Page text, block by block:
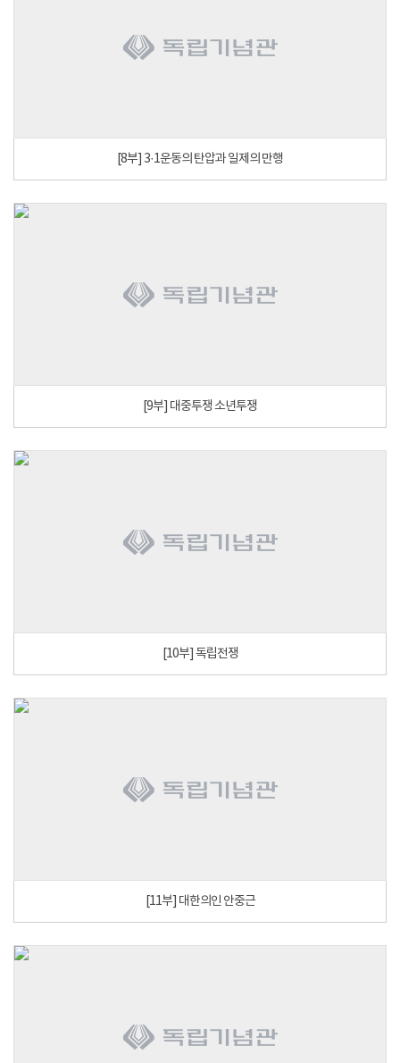
[8부] 3·1운동의 탄압과 일제의 만행
[9부] 대중투쟁 소년투쟁
[10부] 독립전쟁
[11부] 대한의인 안중근